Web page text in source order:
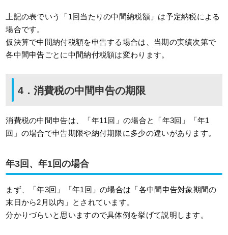
上記の表でいう「1回当たりの中間納税額」は予定納税による
場合です。
仮決算で中間納付税額を申告する場合は、当期の実績次第で
各中間申告ごとに中間納付税額は変わります。
4．消費税の中間申告の期限
消費税の中間申告は、「年11回」の場合と「年3回」「年1
回」の場合で申告期限や納付期限に多少の違いがあります。
年3回、年1回の場合
まず、「年3回」「年1回」の場合は「各中間申告対象期間の
末日から2月以内」とされています。
分かりづらいと思いますので具体例を挙げて説明します。